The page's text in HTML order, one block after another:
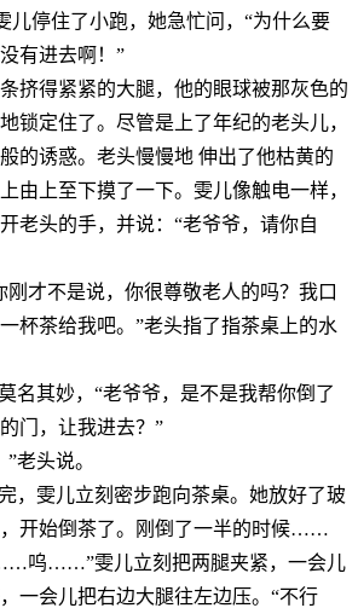
停住了小跑，她急忙问，“为什么要
有进去啊！”
挤得紧紧的大腿，他的眼球被那灰色的
锁定住了。尽管是上了年纪的老头儿，
的诱惑。老头慢慢地 伸出了他枯黄的
由上至下摸了一下。雯儿像触电一样，
老头的手，并说：“老爷爷，请你自
才不是说，你很尊敬老人的吗？我口
杯茶给我吧。”老头指了指茶桌上的水
其妙，“老爷爷，是不是我帮你倒了
门，让我进去？”
老头说。
，雯儿立刻密步跑向茶桌。她放好了玻
开始倒茶了。刚倒了一半的时候……
……”雯儿立刻把两腿夹紧，一会儿
一会儿把右边大腿往左边压。“不行